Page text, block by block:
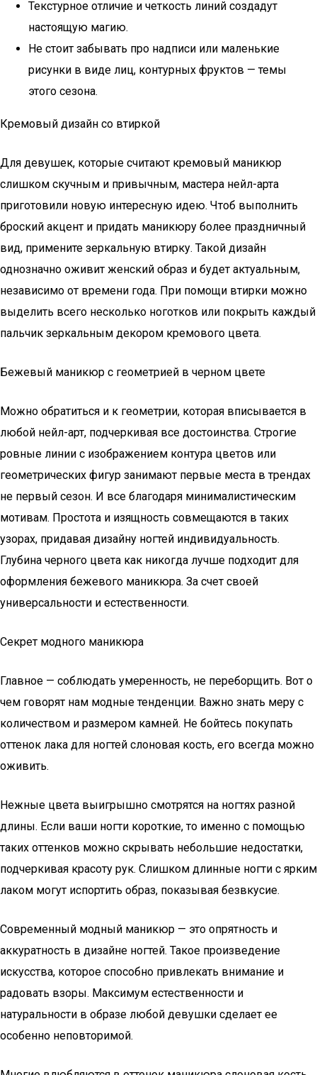
Текстурное отличие и четкость линий создадут
настоящую магию.
Не стоит забывать про надписи или маленькие
рисунки в виде лиц, контурных фруктов — темы
этого сезона.
Кремовый дизайн со втиркой
Для девушек, которые считают кремовый маникюр
слишком скучным и привычным, мастера нейл-арта
приготовили новую интересную идею. Чтоб выполнить
броский акцент и придать маникюру более праздничный
вид, примените зеркальную втирку. Такой дизайн
однозначно оживит женский образ и будет актуальным,
независимо от времени года. При помощи втирки можно
выделить всего несколько ноготков или покрыть каждый
пальчик зеркальным декором кремового цвета.
Бежевый маникюр с геометрией в черном цвете
Можно обратиться и к геометрии, которая вписывается в
любой нейл-арт, подчеркивая все достоинства. Строгие
ровные линии с изображением контура цветов или
геометрических фигур занимают первые места в трендах
не первый сезон. И все благодаря минималистическим
мотивам. Простота и изящность совмещаются в таких
узорах, придавая дизайну ногтей индивидуальность.
Глубина черного цвета как никогда лучше подходит для
оформления бежевого маникюра. За счет своей
универсальности и естественности.
Секрет модного маникюра
Главное — соблюдать умеренность, не переборщить. Вот о
чем говорят нам модные тенденции. Важно знать меру с
количеством и размером камней. Не бойтесь покупать
оттенок лака для ногтей слоновая кость, его всегда можно
оживить.
Нежные цвета выигрышно смотрятся на ногтях разной
длины. Если ваши ногти короткие, то именно с помощью
таких оттенков можно скрывать небольшие недостатки,
подчеркивая красоту рук. Слишком длинные ногти с ярким
лаком могут испортить образ, показывая безвкусие.
Современный модный маникюр — это опрятность и
аккуратность в дизайне ногтей. Такое произведение
искусства, которое способно привлекать внимание и
радовать взоры. Максимум естественности и
натуральности в образе любой девушки сделает ее
особенно неповторимой.